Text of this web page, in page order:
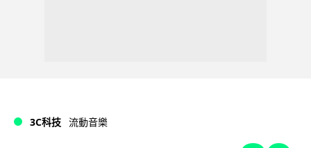
3C科技 流動音樂